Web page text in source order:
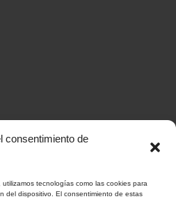
consentimiento de
tecnologías como las cookies para
del dispositivo. El consentimiento de estas